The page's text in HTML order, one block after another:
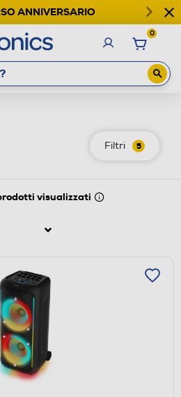
ANNIVERSARIO
0
Filtri 5
visualizzati